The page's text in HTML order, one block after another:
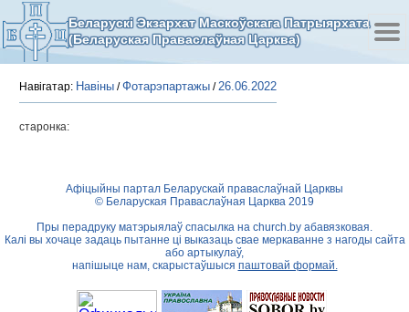
Беларускі Экзархат Маскоўскага Патрыярхата
(Беларуская Праваслаўная Царква)
Навігатар: Навіны /Фотарэпартажы /26.06.2022
старонка:
Афіцыйны партал Беларускай праваслаўнай Царквы
© Беларуская Праваслаўная Царква 2019
Пры перадруку матэрыялаў спасылка на church.by абавязковая.
Калі вы хочаце задаць пытанне ці выказаць свае меркаванне з нагоды сайта
або артыкулаў,
напішыце нам, скарыстаўшыся паштовай формай.